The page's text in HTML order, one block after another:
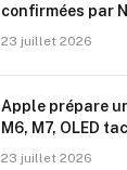
confirmées par
23 juillet 2026
Apple prépare
M6, M7, OLED
23 juillet 2026